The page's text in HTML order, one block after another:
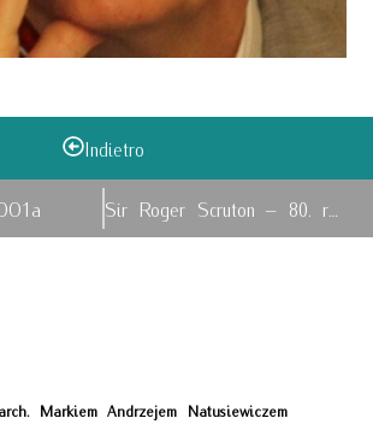
Indietro
Markiem Andrzejem Natusiewiczem